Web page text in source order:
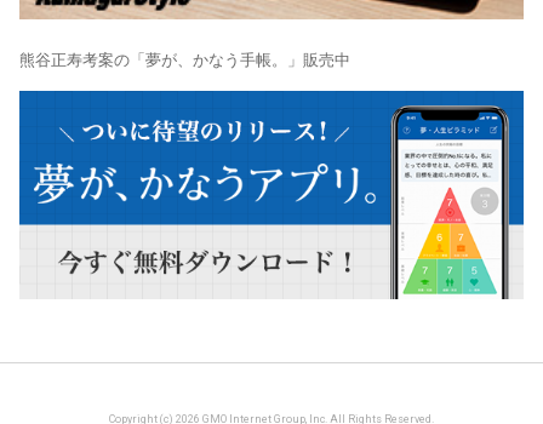
熊谷正寿考案の「夢が、かなう手帳。」販売中
Copyright (c) 2026 GMO Internet Group, Inc. All Rights Reserved.